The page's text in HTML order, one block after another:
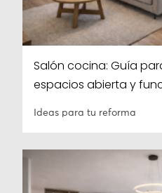
Salón cocina: Guía
espacios abierta y
Ideas para tu reforma